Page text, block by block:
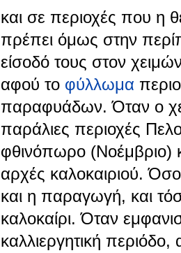
και σε περιοχές που η
πρέπει όμως στην
είσοδό τους στον
αφού το φύλλωμα
παραφυάδων. Όταν ο
παράλιες περιοχές
φθινόπωρο (Νοέμβριο)
αρχές καλοκαιριού. Όσο
και η παραγωγή, και
καλοκαίρι. Όταν
καλλιεργητική